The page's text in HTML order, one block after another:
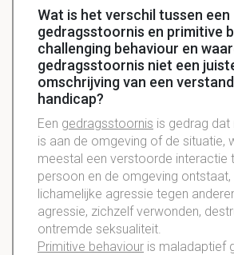
Wat is het verschil tussen een
gedragsstoornis en primitive
challenging behaviour en
gedragsstoornis niet een
omschrijving van een
handicap?
Een gedragsstoornis is gedrag
is aan de omgeving of de situatie,
meestal een verstoorde interactie
persoon en de omgeving ontstaat,
lichamelijke agressie tegen
agressie, zichzelf verwonden,
ontremde seksualiteit.
Primitive behaviour is maladaptief